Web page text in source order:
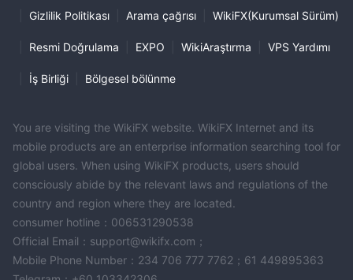
Gizlilik Politikası Arama çağrısı WikiFX(Kurumsal Sürüm)
Resmi Doğrulama EXPO WikiAraştırma VPS Yardımı
İş Birliği Bölgesel bölünme
You are visiting the WikiFX website. WikiFX Internet and its
mobile products are an enterprise information searching tool for
global users. When using WikiFX products, users should
consciously abide by the relevant laws and regulations of the
country and region where they are located.
consumer hotline：006531290538
Official Email：support@wikifx.com；
Mobile Phone Number：234 706 777 7762；61 449895363